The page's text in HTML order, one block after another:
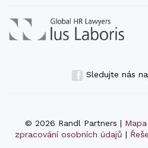
Sledujte nás
© 2026 Randl Partners |
zpracování osobních údajů |